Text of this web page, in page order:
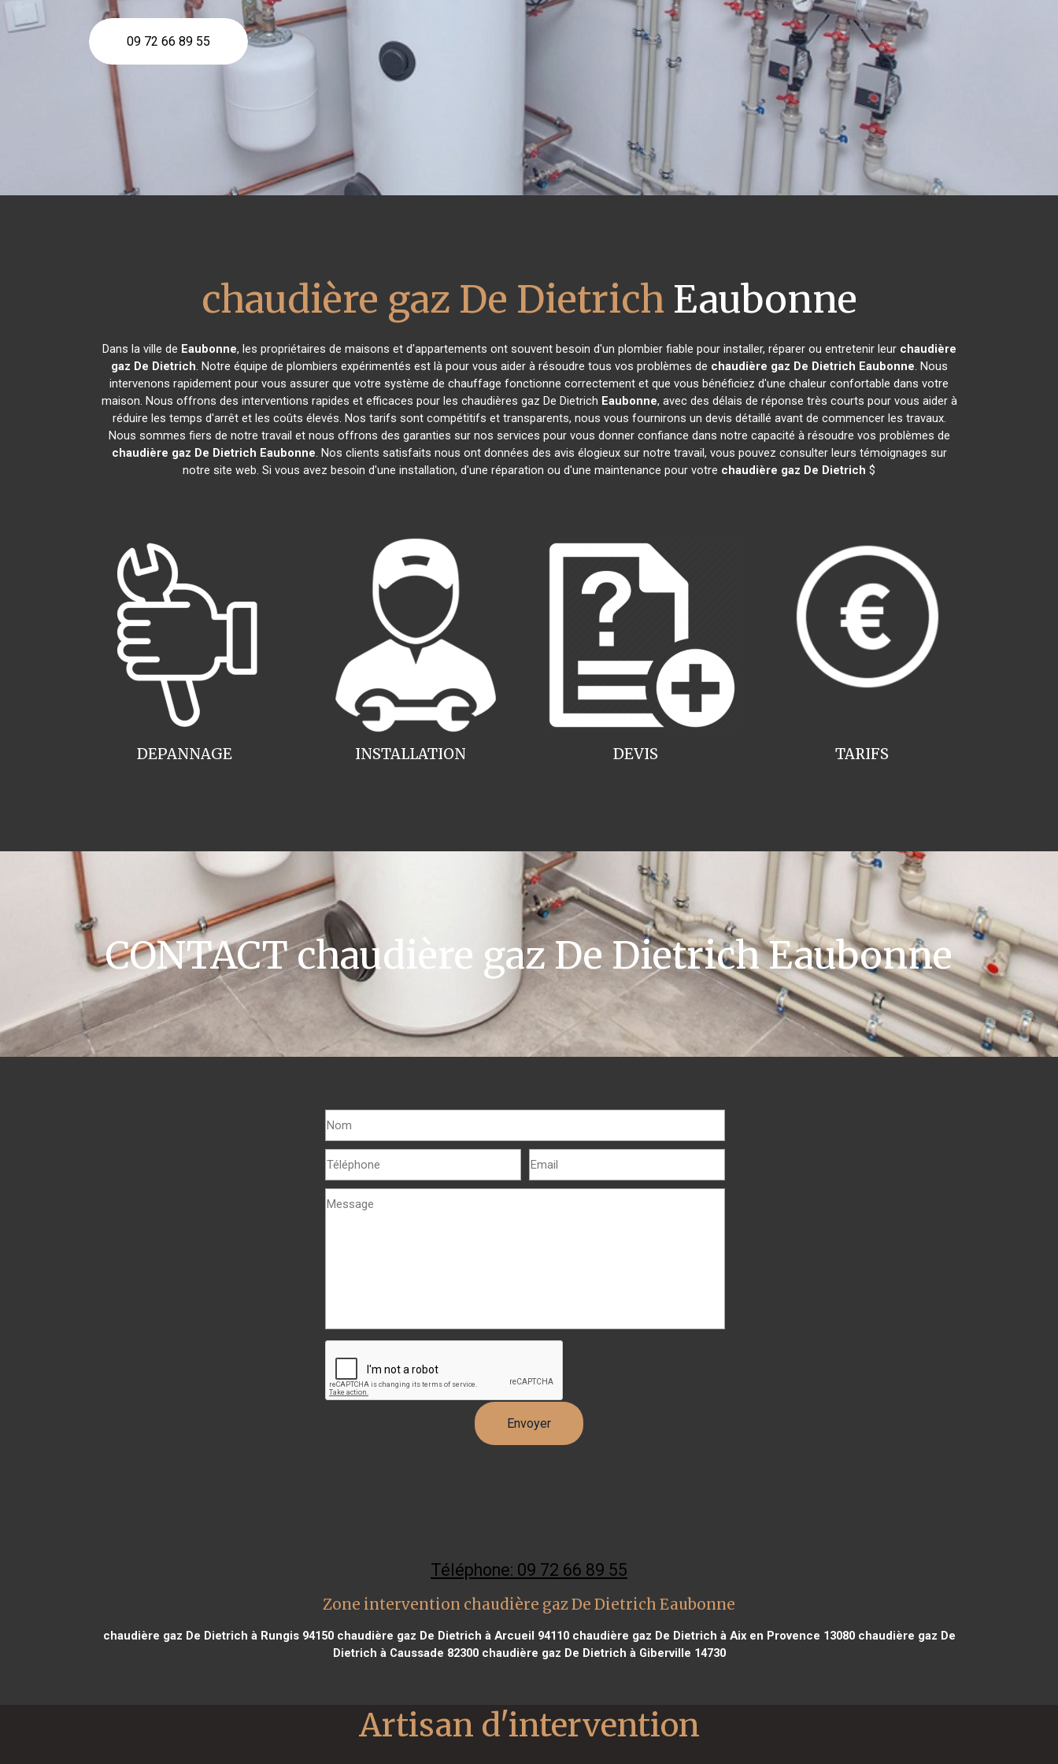
09 72 66 89 55
chaudière gaz De Dietrich Eaubonne
Dans la ville de Eaubonne, les propriétaires de maisons et d'appartements ont souvent besoin d'un plombier fiable pour installer, réparer ou entretenir leur chaudière
gaz De Dietrich. Notre équipe de plombiers expérimentés est là pour vous aider à résoudre tous vos problèmes de chaudière gaz De Dietrich Eaubonne. Nous
intervenons rapidement pour vous assurer que votre système de chauffage fonctionne correctement et que vous bénéficiez d'une chaleur confortable dans votre
maison. Nous offrons des interventions rapides et efficaces pour les chaudières gaz De Dietrich Eaubonne, avec des délais de réponse très courts pour vous aider à
réduire les temps d'arrêt et les coûts élevés. Nos tarifs sont compétitifs et transparents, nous vous fournirons un devis détaillé avant de commencer les travaux.
Nous sommes fiers de notre travail et nous offrons des garanties sur nos services pour vous donner confiance dans notre capacité à résoudre vos problèmes de
chaudière gaz De Dietrich Eaubonne. Nos clients satisfaits nous ont données des avis élogieux sur notre travail, vous pouvez consulter leurs témoignages sur
notre site web. Si vous avez besoin d'une installation, d'une réparation ou d'une maintenance pour votre chaudière gaz De Dietrich $
INSTALLATION
DEPANNAGE TARIFS
DEVIS
CONTACT chaudière gaz De Dietrich Eaubonne
Téléphone: 09 72 66 89 55
Zone intervention chaudière gaz De Dietrich Eaubonne
chaudière gaz De Dietrich à Rungis 94150chaudière gaz De Dietrich à Arcueil 94110chaudière gaz De Dietrich à Aix en Provence 13080chaudière gaz De
Dietrich à Caussade 82300chaudière gaz De Dietrich à Giberville 14730
Artisan d'intervention